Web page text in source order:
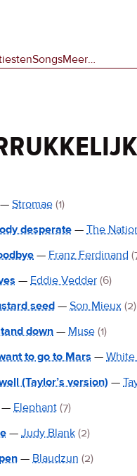
SongsMeerop
…
— Stromae (1)
desperate— The
— Franz Ferdinand
— Eddie Vedder (6)
seed— Son Mieux (2)
down — Muse (1)
to go to Mars — White
(Taylor’s version) —
— Elephant (7)
— Judy Blank (2)
— Blaudzun (2)